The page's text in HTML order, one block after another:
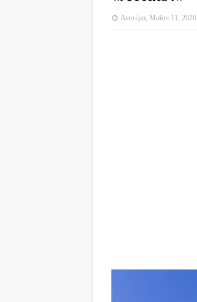
Δευτέρα, Μαΐου 11, 2026